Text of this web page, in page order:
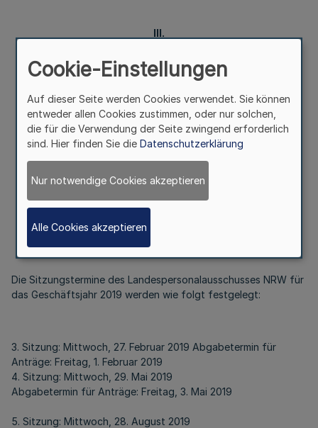
III.
des Landespersonalausschusses NRW
im Geschäftsjahr 2019
Bekanntmachung der Geschäftsstelle des
Landespersonalausschusses NRW
Az.: - 04.01 - 16 - 5 -
Vom 27. September 2018
Die Sitzungstermine des Landespersonalausschusses NRW für
das Geschäftsjahr 2019 werden wie folgt festgelegt:
3. Sitzung: Mittwoch, 27. Februar 2019 Abgabetermin für
Anträge: Freitag, 1. Februar 2019
4. Sitzung: Mittwoch, 29. Mai 2019
Abgabetermin für Anträge: Freitag, 3. Mai 2019
5. Sitzung: Mittwoch, 28. August 2019
Cookie-Einstellungen
Auf dieser Seite werden Cookies verwendet. Sie können
entweder allen Cookies zustimmen, oder nur solchen,
die für die Verwendung der Seite zwingend erforderlich
sind. Hier finden Sie die Datenschutzerklärung
Nur notwendige Cookies akzeptieren
Alle Cookies akzeptieren